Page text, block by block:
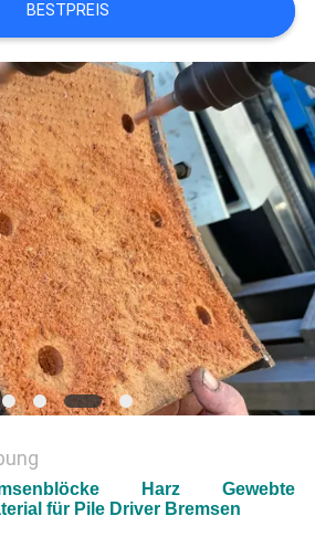
BESTPREIS
Harz Gewebte
für Pile Driver Bremsen